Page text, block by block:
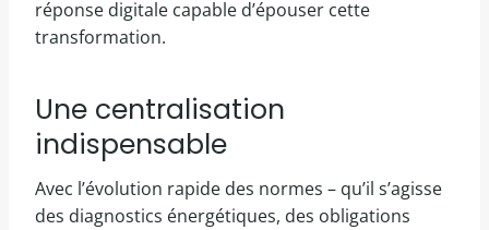
réponse digitale capable d’épouser cette
transformation.
Une centralisation
indispensable
Avec l’évolution rapide des normes – qu’il s’agisse
des diagnostics énergétiques, des obligations